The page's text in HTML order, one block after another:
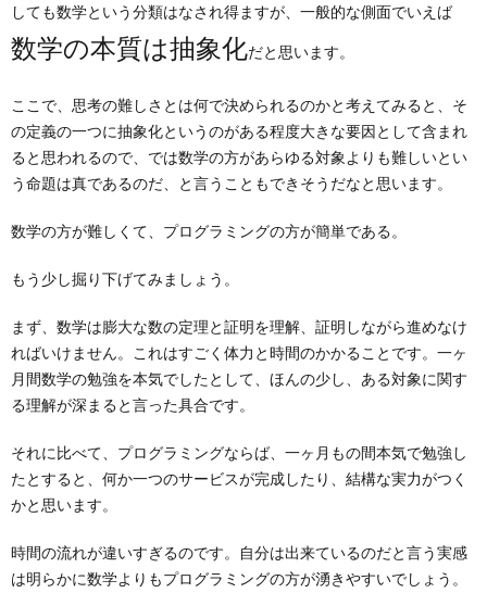
しても数学という分類はなされ得ますが、一般的な側面でいえば
数学の本質は抽象化だと思います。
ここで、思考の難しさとは何で決められるのかと考えてみると、そ
の定義の一つに抽象化というのがある程度大きな要因として含まれ
ると思われるので、では数学の方があらゆる対象よりも難しいとい
う命題は真であるのだ、と言うこともできそうだなと思います。
数学の方が難しくて、プログラミングの方が簡単である。
もう少し掘り下げてみましょう。
まず、数学は膨大な数の定理と証明を理解、証明しながら進めなけ
ればいけません。これはすごく体力と時間のかかることです。一ヶ
月間数学の勉強を本気でしたとして、ほんの少し、ある対象に関す
る理解が深まると言った具合です。
それに比べて、プログラミングならば、一ヶ月もの間本気で勉強し
たとすると、何か一つのサービスが完成したり、結構な実力がつく
かと思います。
時間の流れが違いすぎるのです。自分は出来ているのだと言う実感
は明らかに数学よりもプログラミングの方が湧きやすいでしょう。